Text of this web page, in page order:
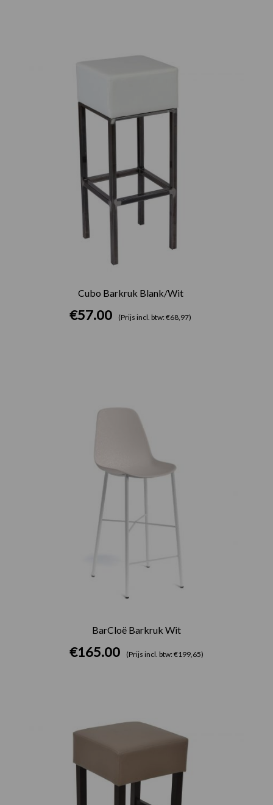
Cubo Barkruk Blank/Wit
€57.00 (Prijs incl. btw: €68,97)
BarCloë Barkruk Wit
€165.00 (Prijs incl. btw: €199,65)